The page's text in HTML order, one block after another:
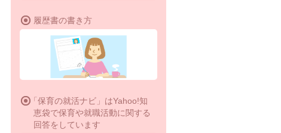
履歴書の書き方
「保育の就活ナビ」はYahoo!知
恵袋で保育や就職活動に関する
回答をしています